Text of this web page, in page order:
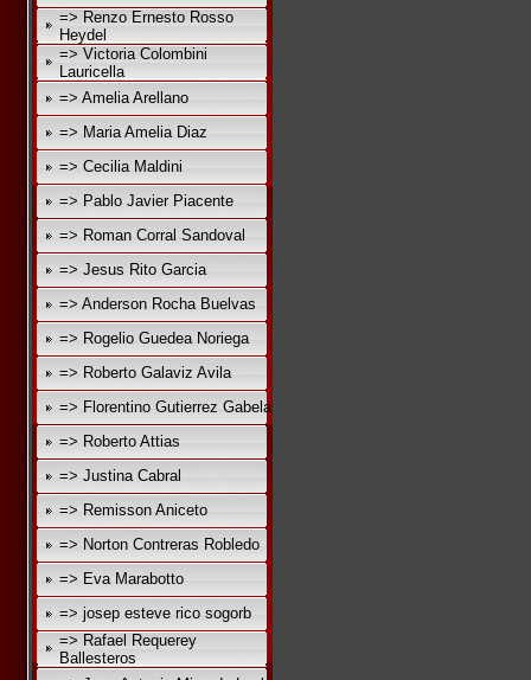
=> Renzo Ernesto Rosso
Heydel
=> Victoria Colombini
Lauricella
=> Amelia Arellano
=> Maria Amelia Diaz
=> Cecilia Maldini
=> Pablo Javier Piacente
=> Roman Corral Sandoval
=> Jesus Rito Garcia
=> Anderson Rocha Buelvas
=> Rogelio Guedea Noriega
=> Roberto Galaviz Avila
=> Florentino Gutierrez Gabela
=> Roberto Attias
=> Justina Cabral
=> Remisson Aniceto
=> Norton Contreras Robledo
=> Eva Marabotto
=> josep esteve rico sogorb
=> Rafael Requerey
Ballesteros